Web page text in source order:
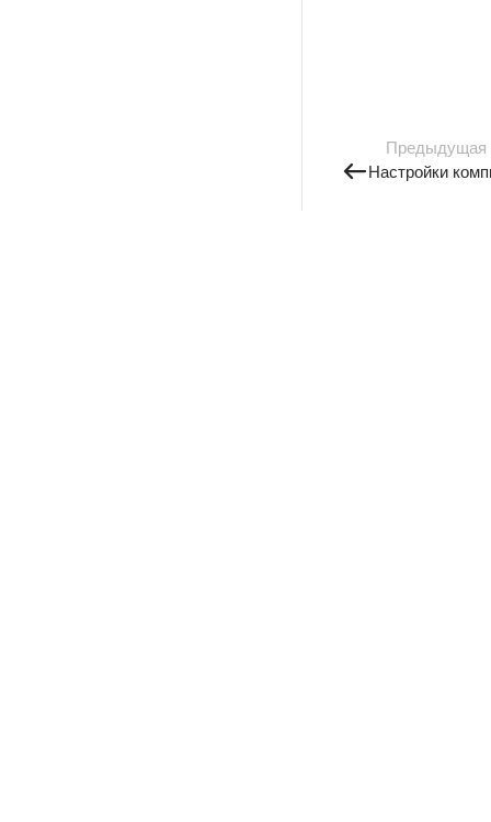
Предыдущая
Настройки